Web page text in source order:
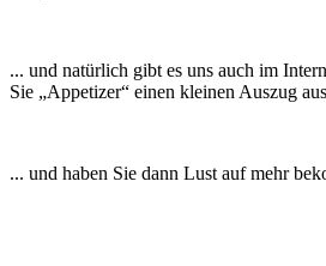
... und natürlich gibt es uns auch im
Sie „Appetizer“ einen kleinen Auszug
... und haben Sie dann Lust auf mehr